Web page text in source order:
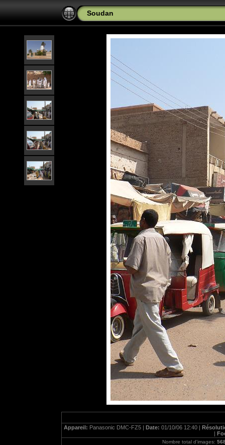
Soudan
Appareil: Panasonic DMC-FZ5 | Date: 01/10/06 12:40 |
|
Nombre total d'images: